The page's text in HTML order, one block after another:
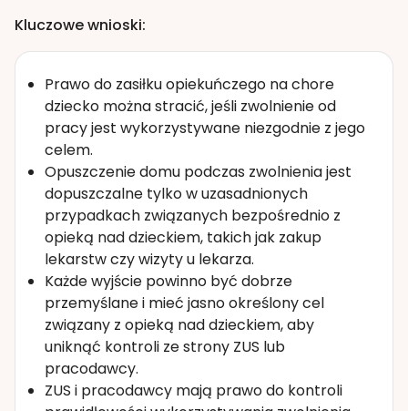
Kluczowe wnioski:
Prawo do zasiłku opiekuńczego na chore
dziecko można stracić, jeśli zwolnienie od
pracy jest wykorzystywane niezgodnie z jego
celem.
Opuszczenie domu podczas zwolnienia jest
dopuszczalne tylko w uzasadnionych
przypadkach związanych bezpośrednio z
opieką nad dzieckiem, takich jak zakup
lekarstw czy wizyty u lekarza.
Każde wyjście powinno być dobrze
przemyślane i mieć jasno określony cel
związany z opieką nad dzieckiem, aby
uniknąć kontroli ze strony ZUS lub
pracodawcy.
ZUS i pracodawcy mają prawo do kontroli